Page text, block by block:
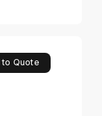
Quote